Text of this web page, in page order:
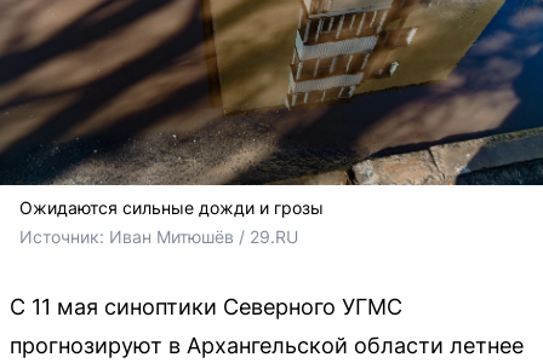
Ожидаются сильные дожди и грозы
Источник: Иван Митюшёв / 29.RU
С 11 мая синоптики Северного УГМС
прогнозируют в Архангельской области летнее